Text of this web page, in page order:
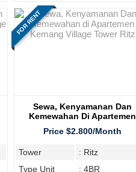
FOR RENT
Sewa, Kenyamanan Dan
Kemewahan Di Apartemen
Kemang Village Tower Ritz
Price $2.800/Month
Tower
: Ritz
Type Unit
: 4BR